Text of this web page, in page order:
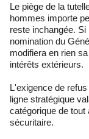
Le piège de la
hommes importe
reste inchangée.
nomination du
modifiera en rien
intérêts extérieurs.
L'exigence de
ligne stratégique
catégorique de
sécuritaire.